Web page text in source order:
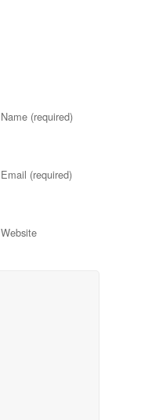
Name (required)
Email (required)
Website